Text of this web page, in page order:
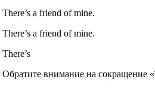
There’s a friend of mine.
There’s a friend of mine.
There’s
Обратите внимание на сокращение